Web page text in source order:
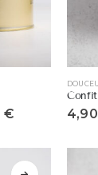
€ 4,90